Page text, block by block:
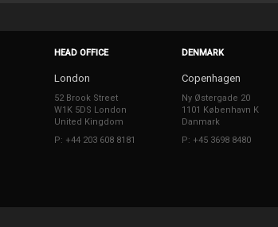
HEAD OFFICE
London
52 Brook Street
W1K 5DS London
United Kingdom
P: +44 203 608 8181
DENMARK
Copenhagen
Ny Østergade 20
1101 København K
Danmark
P: +45 3698 8480